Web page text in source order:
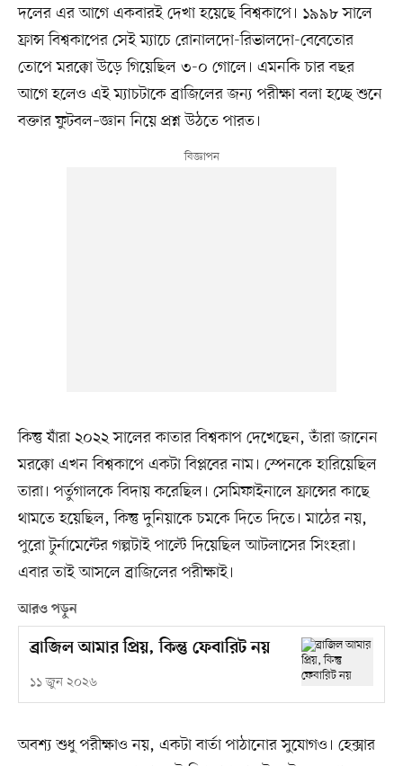
দলের এর আগে একবারই দেখা হয়েছে বিশ্বকাপে। ১৯৯৮ সালে
ফ্রান্স বিশ্বকাপের সেই ম্যাচে রোনালদো-রিভালদো-বেবেতোর
তোপে মরক্কো উড়ে গিয়েছিল ৩-০ গোলে। এমনকি চার বছর
আগে হলেও এই ম্যাচটাকে ব্রাজিলের জন্য পরীক্ষা বলা হচ্ছে শুনে
বক্তার ফুটবল–জ্ঞান নিয়ে প্রশ্ন উঠতে পারত।
কিন্তু যাঁরা ২০২২ সালের কাতার বিশ্বকাপ দেখেছেন, তাঁরা জানেন
মরক্কো এখন বিশ্বকাপে একটা বিপ্লবের নাম। স্পেনকে হারিয়েছিল
তারা। পর্তুগালকে বিদায় করেছিল। সেমিফাইনালে ফ্রান্সের কাছে
থামতে হয়েছিল, কিন্তু দুনিয়াকে চমকে দিতে দিতে। মাঠের নয়,
পুরো টুর্নামেন্টের গল্পটাই পাল্টে দিয়েছিল আটলাসের সিংহরা।
এবার তাই আসলে ব্রাজিলের পরীক্ষাই।
আরও পড়ুন
ব্রাজিল আমার প্রিয়, কিন্তু ফেবারিট নয়
১১ জুন ২০২৬
অবশ্য শুধু পরীক্ষাও নয়, একটা বার্তা পাঠানোর সুযোগও। হেক্সার